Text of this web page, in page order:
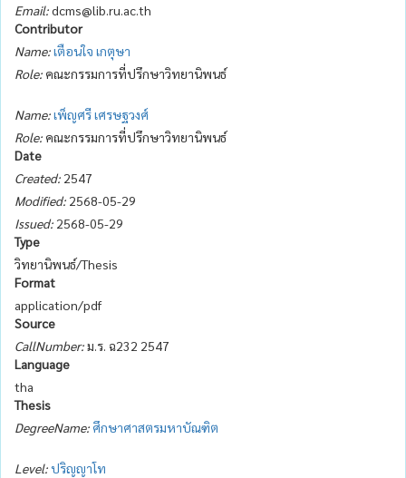
Email:dcms@lib.ru.ac.th
Contributor
Name:เตือนใจ เกตุษา
Role: คณะกรรมการที่ปรึกษาวิทยานิพนธ์
Name:เพ็ญศรี เศรษฐวงศ์
Role: คณะกรรมการที่ปรึกษาวิทยานิพนธ์
Date
Created: 2547
Modified: 2568-05-29
Issued: 2568-05-29
Type
วิทยานิพนธ์/Thesis
Format
application/pdf
Source
CallNumber:ม.ร. ฉ232 2547
Language
tha
Thesis
DegreeName: ศึกษาศาสตรมหาบัณฑิต
Level:ปริญญาโท